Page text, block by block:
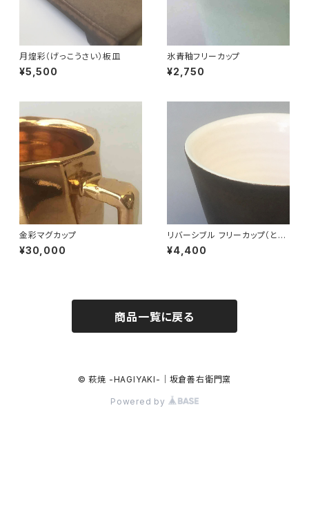
月煌彩（げっこうさい）板皿
¥5,500
氷青釉フリーカップ
¥2,750
金彩マグカップ
¥30,000
リバーシブル フリーカップ（とっ
てなし 黒）
¥4,400
商品一覧に戻る
© 萩焼 -HAGIYAKI-｜坂倉善右衛門窯
Powered by